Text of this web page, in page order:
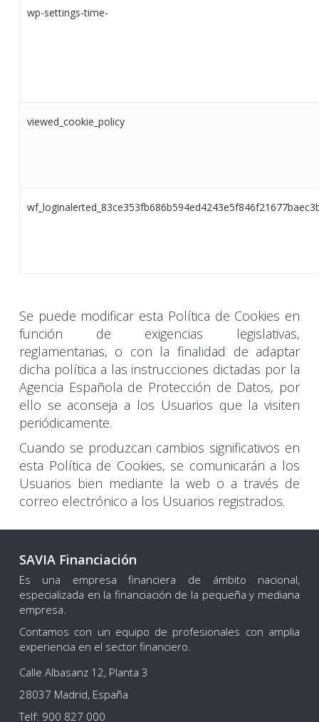
wp-settings-time-
viewed_cookie_policy
Se puede modificar esta Política de Cookies en
función de exigencias legislativas,
reglamentarias, o con la finalidad de adaptar
dicha política a las instrucciones dictadas por la
Agencia Española de Protección de Datos, por
ello se aconseja a los Usuarios que la visiten
periódicamente.
Cuando se produzcan cambios significativos en
esta Política de Cookies, se comunicarán a los
Usuarios bien mediante la web o a través de
correo electrónico a los Usuarios registrados.
SAVIA Financiación
Es una empresa financiera de ámbito nacional,
especializada en la financiación de la pequeña y mediana
empresa.
Contamos con un equipo de profesionales con amplia
experiencia en el sector financiero.
Calle Albasanz 12, Planta 3
28037 Madrid, España
Telf: 900 827 000